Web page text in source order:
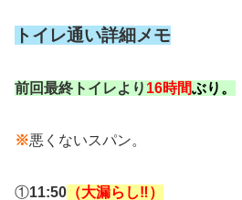
トイレ通い詳細メモ
前回最終トイレより 16時間ぶり。
※悪くないスパン。
①11:50 （大漏らし‼️）